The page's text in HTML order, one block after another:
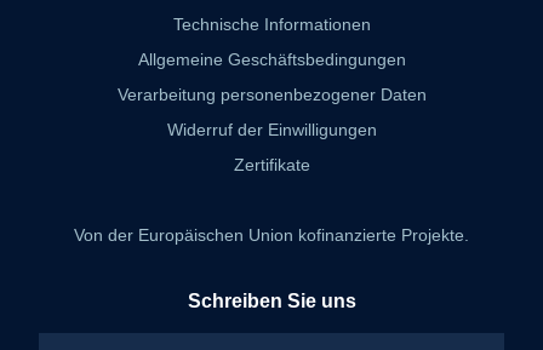
Technische Informationen
Allgemeine Geschäftsbedingungen
Verarbeitung personenbezogener Daten
Widerruf der Einwilligungen
Zertifikate
Von der Europäischen Union kofinanzierte Projekte.
Schreiben Sie uns